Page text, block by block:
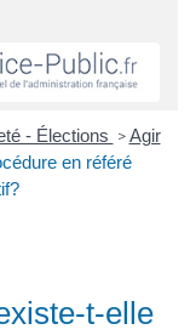
- Élections > Agir
en référé
t-elle